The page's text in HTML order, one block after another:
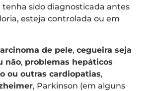
tenha sido diagnosticada antes
esteja controlada ou em
de pele, cegueira seja
não, problemas hepáticos
ou outras cardiopatias,
, Parkinson (em alguns